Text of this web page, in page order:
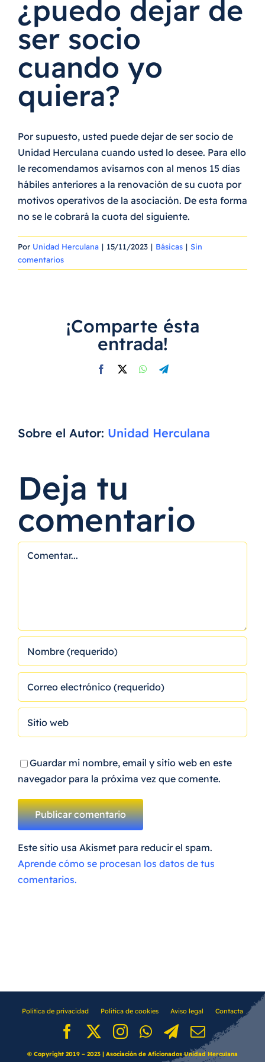
Acceso asociados
El blog de Unidad Herculana
Preguntas frecuentes
¿puedo dejar de
ser socio
cuando yo
quiera?
Por supuesto, usted puede dejar de ser socio de
Unidad Herculana cuando usted lo desee. Para ello
le recomendamos avisarnos con al menos 15 días
hábiles anteriores a la renovación de su cuota por
motivos operativos de la asociación. De esta forma
no se le cobrará la cuota del siguiente.
Por Unidad Herculana | 15/11/2023 | Básicas | Sin
comentarios
¡Comparte ésta
entrada!
Facebook WhatsAppTelegram
Sobre el Autor: Unidad Herculana
Deja tu
comentario
Comentar
Guardar mi nombre, email y sitio web en este
navegador para la próxima vez que comente.
Este sitio usa Akismet para reducir el spam.
Aprende cómo se procesan los datos de tus
comentarios.
Política de privacidad Política de cookies Aviso legal Contacta
© Copyright 2019 – 2023 | Asociación de Aficionados Unidad Herculana